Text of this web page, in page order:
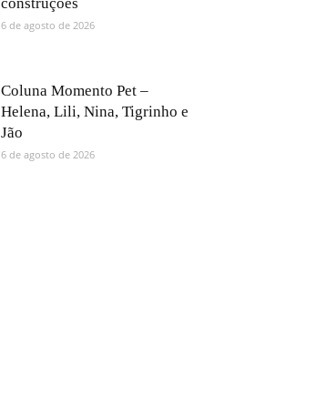
6 de agosto de 2026
Coluna Momento Pet –
Helena, Lili, Nina, Tigrinho e
Jão
6 de agosto de 2026